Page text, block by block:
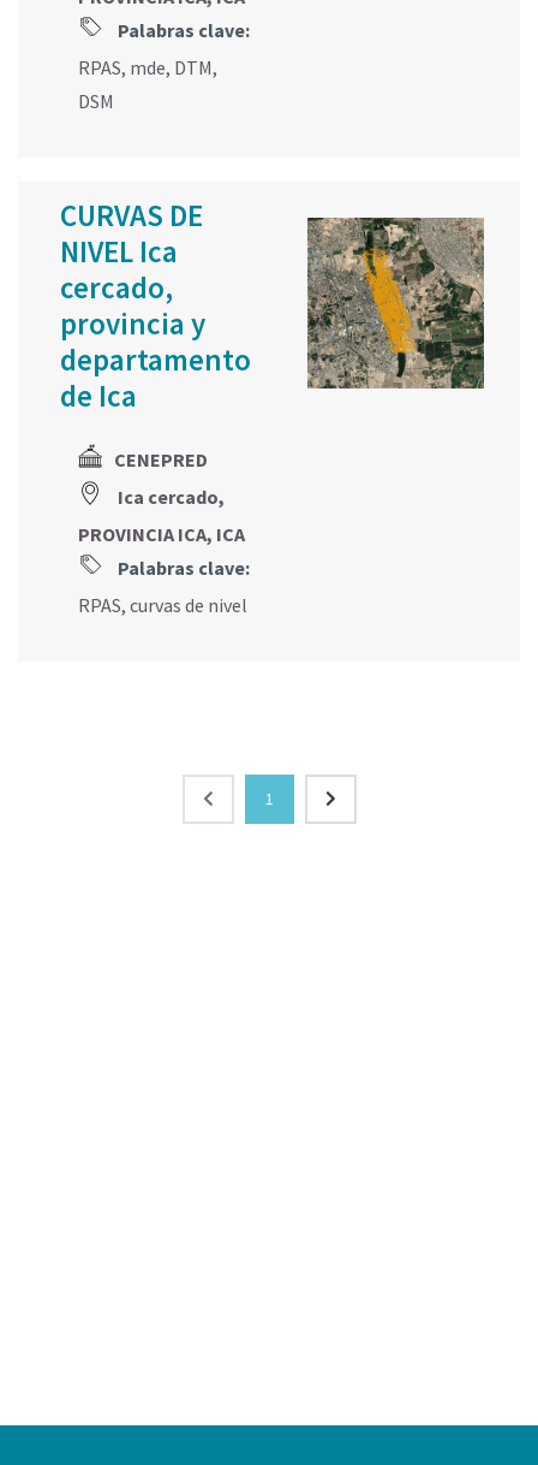
Palabras clave:
RPAS, mde, DTM,
DSM
CURVAS DE
NIVEL Ica
cercado,
provincia y
departamento
de Ica
CENEPRED
Ica cercado,
PROVINCIA ICA, ICA
Palabras clave:
RPAS, curvas de nivel
1